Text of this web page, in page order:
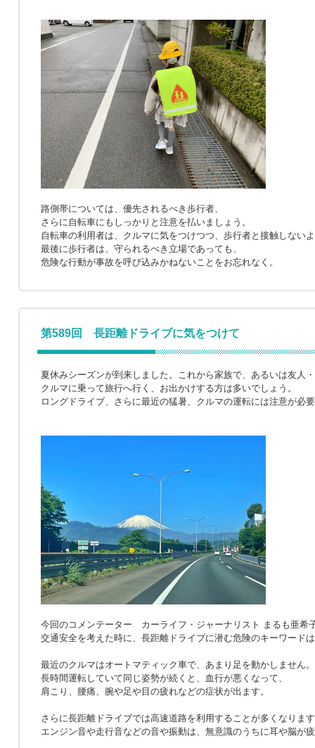
路側帯については、優先されるべき歩行者、
さらに自転車にもしっかりと注意を払いましょう。
自転車の利用者は、クルマに気をつけつつ、歩行者と接触しない
最後に歩行者は、守られるべき立場であっても、
危険な行動が事故を呼び込みかねないことをお忘れなく。
第589回 長距離ドライブに気をつけて
夏休みシーズンが到来しました。これから家族で、あるいは友人
クルマに乗って旅行へ行く、お出かけする方は多いでしょう。
ロングドライブ、さらに最近の猛暑、クルマの運転には注意が必
今回のコメンテーター カーライフ・ジャーナリスト まるも亜希
交通安全を考えた時に、長距離ドライブに潜む危険のキーワード
最近のクルマはオートマティック車で、あまり足を動かしません。
長時間運転していて同じ姿勢が続くと、血行が悪くなって、
肩こり、腰痛、腕や足や目の疲れなどの症状が出ます。
さらに長距離ドライブでは高速道路を利用することが多くなりま
エンジン音や走行音などの音や振動は、無意識のうちに耳や脳が